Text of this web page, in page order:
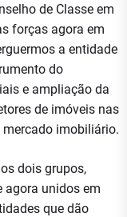
de Classe em
forças agora em
a entidade
do
e ampliação da
de imóveis nas
mercado imobiliário.
dois grupos,
agora unidos em
que dão